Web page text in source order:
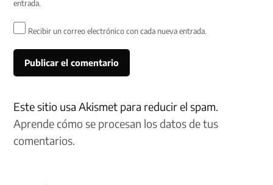
entrada.
Recibir un correo electrónico con cada nueva entrada.
Este sitio usa Akismet para reducir el spam.
Aprende cómo se procesan los datos de tus
comentarios.